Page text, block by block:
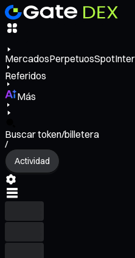
MercadosPerpetuosSpot
Referidos
Más
Buscar token/billetera
/
Actividad